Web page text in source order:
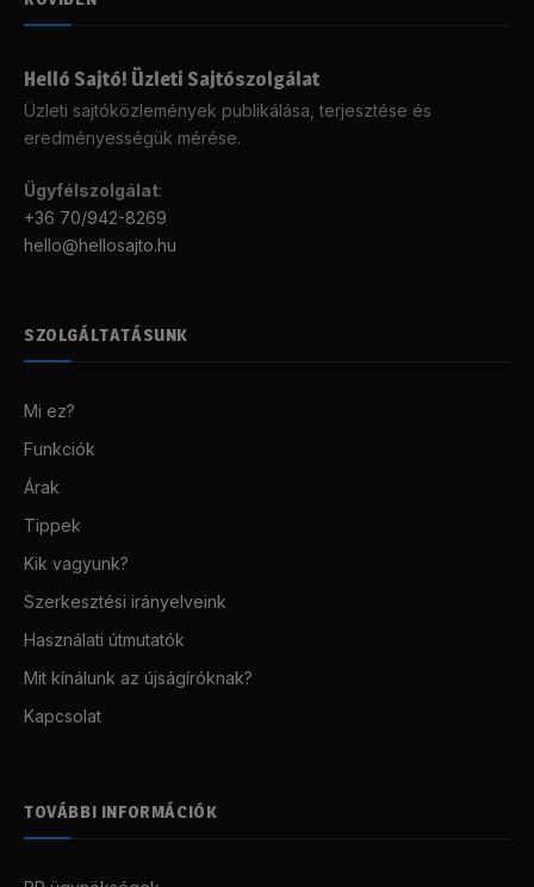
Helló Sajtó! Üzleti Sajtószolgálat
Üzleti sajtóközlemények publikálása, terjesztése és
eredményességük mérése.
Ügyfélszolgálat:
+36 70/942-8269
hello@hellosajto.hu
SZOLGÁLTATÁSUNK
Mi ez?
Funkciók
Árak
Tippek
Kik vagyunk?
Szerkesztési irányelveink
Használati útmutatók
Mit kínálunk az újságíróknak?
Kapcsolat
TOVÁBBI INFORMÁCIÓK